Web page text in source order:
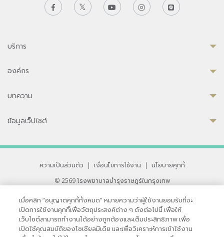
บริการ
องค์กร
บทความ
ข้อมูลเว็ปไซต์
ความเป็นส่วนตัว | เงื่อนไขการใช้งาน |
นโยบายคุกกี้
© 2569 โรงพยาบาลบำรุงราษฎร์ในกรุงเทพ
33 สุขุมวิท ซอย 3 เขตวัฒนา กรุงเทพ 10110 ประเทศไทย
หากท่านมีข้อคิดเห็นหรือปัญหาในการใช้เว็บไซต์ของเรา
เมื่อคลิก “อนุญาตคุกกี้ทั้งหมด” หมายความว่าผู้ใช้งานยอมรับที่จะ
เปิดการใช้งานคุกกี้เพื่อวัตถุประสงค์ต่าง ๆ ดังต่อไปนี้ เพื่อให้
เว็บไซต์สามารถทำงานได้อย่างถูกต้องและเต็มประสิทธิภาพ เพื่อ
เปิดใช้คุณสมบัติของโซเชียลมีเดีย และเพื่อวิเคราะห์การเข้าใช้งาน